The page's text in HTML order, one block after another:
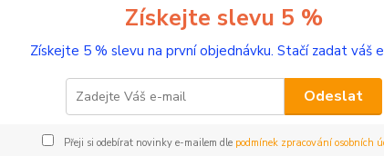
směs na difuzéry 30 ml
Získejte slevu 5 %
Získejte 5 % slevu na první objednávku. Stačí zadat váš
Odeslat
Přeji si odebírat novinky e-mailem dle podmínek zpracování osobních